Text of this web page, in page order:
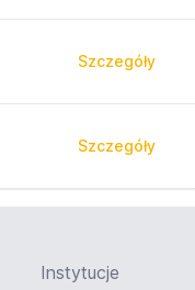
Szczegóły
Szczegóły
Instytucje